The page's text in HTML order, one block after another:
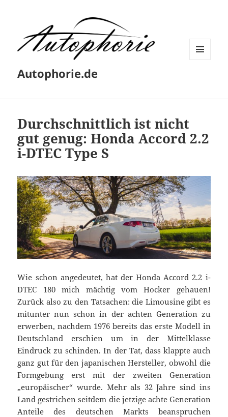
Autophorie.de
Durchschnittlich ist nicht
gut genug: Honda Accord 2.2
i-DTEC Type S
Wie schon angedeutet, hat der Honda Accord 2.2 i-
DTEC 180 mich mächtig vom Hocker gehauen!
Zurück also zu den Tatsachen: die Limousine gibt es
mitunter nun schon in der achten Generation zu
erwerben, nachdem 1976 bereits das erste Modell in
Deutschland erschien um in der Mittelklasse
Eindruck zu schinden. In der Tat, dass klappte auch
ganz gut für den japanischen Hersteller, obwohl die
Formgebung erst mit der zweiten Generation
„europäischer“ wurde. Mehr als 32 Jahre sind ins
Land gestrichen seitdem die jetzige achte Generation
Anteile des deutschen Markts beanspruchen